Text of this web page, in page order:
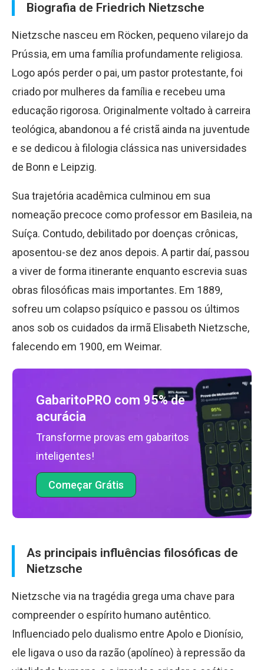
Biografia de Friedrich Nietzsche
Nietzsche nasceu em Röcken, pequeno vilarejo da
Prússia, em uma família profundamente religiosa.
Logo após perder o pai, um pastor protestante, foi
criado por mulheres da família e recebeu uma
educação rigorosa. Originalmente voltado à carreira
teológica, abandonou a fé cristã ainda na juventude
e se dedicou à filologia clássica nas universidades
de Bonn e Leipzig.
Sua trajetória acadêmica culminou em sua
nomeação precoce como professor em Basileia, na
Suíça. Contudo, debilitado por doenças crônicas,
aposentou-se dez anos depois. A partir daí, passou
a viver de forma itinerante enquanto escrevia suas
obras filosóficas mais importantes. Em 1889,
sofreu um colapso psíquico e passou os últimos
anos sob os cuidados da irmã Elisabeth Nietzsche,
falecendo em 1900, em Weimar.
GabaritoPRO com 95% de
acurácia
Transforme provas em gabaritos
inteligentes!
Começar Grátis
As principais influências filosóficas de
Nietzsche
Nietzsche via na tragédia grega uma chave para
compreender o espírito humano autêntico.
Influenciado pelo dualismo entre Apolo e Dionísio,
ele ligava o uso da razão (apolíneo) à repressão da